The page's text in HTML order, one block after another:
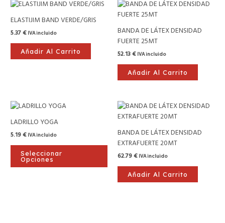
ELASTIJIM BAND VERDE/GRIS
5.37€ IVA incluido
Añadir Al Carrito
BANDA DE LÁTEX DENSIDAD
FUERTE 25MT
52.13€ IVA incluido
Añadir Al Carrito
LADRILLO YOGA
5.19€ IVA incluido
Seleccionar
Opciones
Este
producto
múltiples
variantes.
opciones
BANDA DE LÁTEX DENSIDAD
EXTRAFUERTE 20MT
62.79€ IVA incluido
Añadir Al Carrito